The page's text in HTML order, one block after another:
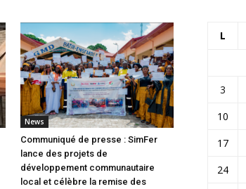
News
Communiqué de presse : SimFer
lance des projets de
développement communautaire
local et célèbre la remise des
L
3
10
17
24